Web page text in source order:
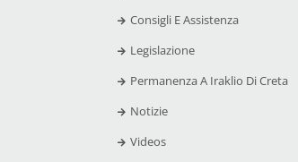
Consigli E Assistenza
Legislazione
Permanenza A Iraklio Di Creta
Notizie
Videos